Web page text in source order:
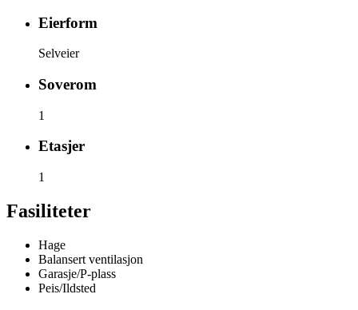
Eierform
Selveier
Soverom
1
Etasjer
1
Fasiliteter
Hage
Balansert ventilasjon
Garasje/P-plass
Peis/Ildsted